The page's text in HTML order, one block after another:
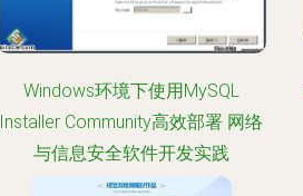
Windows环境下使用MySQL
Installer Community高效部署 网络
与信息安全软件开发实践